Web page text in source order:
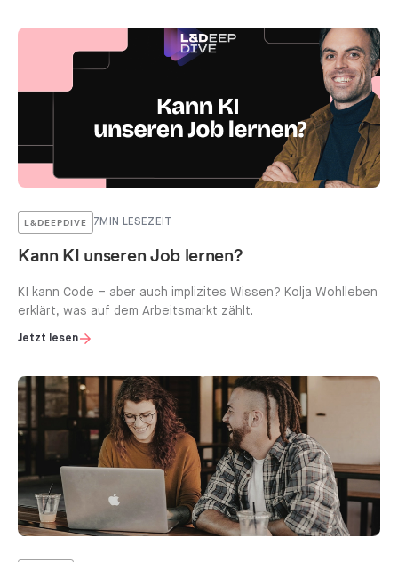
L&DEEPDIVE 7 MIN LESEZEIT
Kann KI unseren Job lernen?
KI kann Code – aber auch implizites Wissen? Kolja Wohlleben
erklärt, was auf dem Arbeitsmarkt zählt.
Jetzt lesen